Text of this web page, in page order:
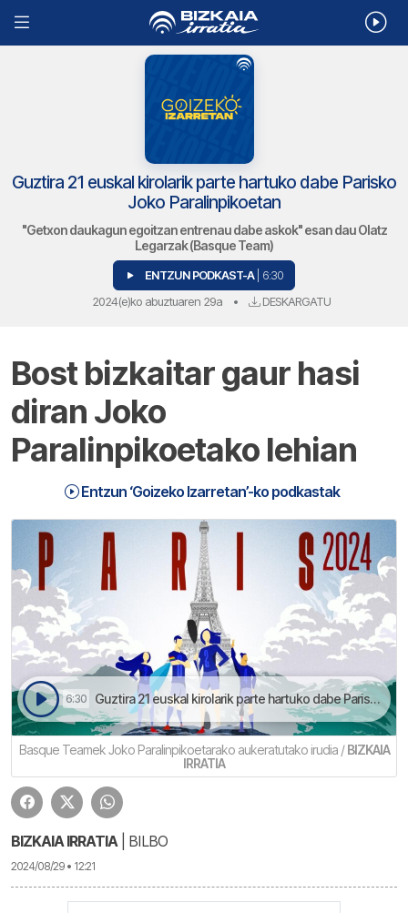
Guztira 21 euskal kirolarik parte hartuko dabe Parisko
Joko Paralinpikoetan
"Getxon daukagun egoitzan entrenau dabe askok" esan dau Olatz
Legarzak (Basque Team)
ENTZUN PODKAST-A | 6:30
2024(e)ko abuztuaren 29a • DESKARGATU
Bost bizkaitar gaur hasi
diran Joko
Paralinpikoetako lehian
Entzun ‘Goizeko Izarretan’-ko podkastak
6:30 Guztira 21 euskal kirolarik parte hartuko dabe Parisko Joko Paralinpikoetan | Goizeko Izarretan
Basque Teamek Joko Paralinpikoetarako aukeratutako irudia /BIZKAIA
IRRATIA
BIZKAIA IRRATIA| BILBO
2024/08/29 • 12:21